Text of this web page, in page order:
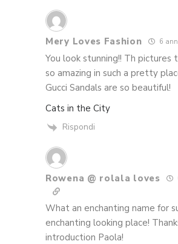
Mery Loves Fashion 6
You look stunning!! Th pictures
so amazing in such a pretty
Gucci Sandals are so beautiful!
Cats in the City
Rispondi
Rowena @ rolala loves
What an enchanting name for
enchanting looking place!
introduction Paola!